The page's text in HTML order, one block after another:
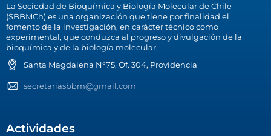
La Sociedad de Bioquímica y Biología Molecular de Chile
(SBBMCh) es una organización que tiene por finalidad el
fomento de la investigación, en carácter técnico como
experimental, que conduzca al progreso y divulgación de la
bioquímica y de la biología molecular.
Santa Magdalena N°75, Of. 304, Providencia
secretariasbbm@gmail.com
Actividades